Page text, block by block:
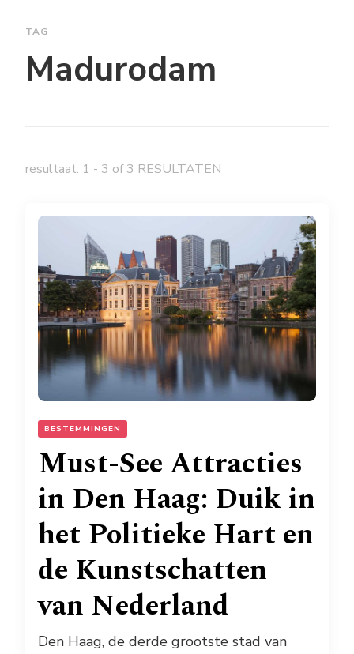
TAG
Madurodam
resultaat: 1 - 3 of 3 RESULTATEN
BESTEMMINGEN
Must-See Attracties
in Den Haag: Duik in
het Politieke Hart en
de Kunstschatten
van Nederland
Den Haag, de derde grootste stad van